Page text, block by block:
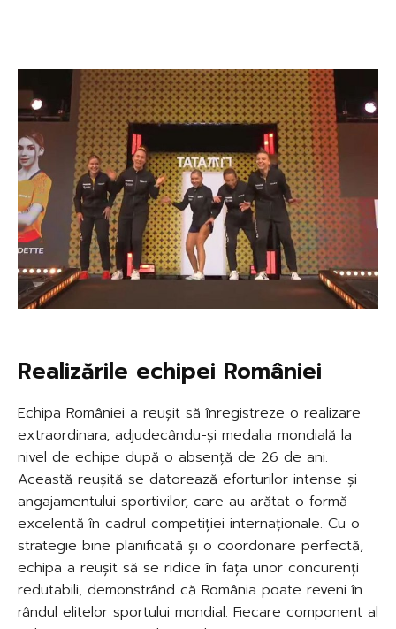
Realizările echipei României
Echipa României a reușit să înregistreze o realizare
extraordinara, adjudecându-și medalia mondială la
nivel de echipe după o absență de 26 de ani.
Această reușită se datorează eforturilor intense și
angajamentului sportivilor, care au arătat o formă
excelentă în cadrul competiției internaționale. Cu o
strategie bine planificată și o coordonare perfectă,
echipa a reușit să se ridice în fața unor concurenți
redutabili, demonstrând că România poate reveni în
rândul elitelor sportului mondial. Fiecare component al